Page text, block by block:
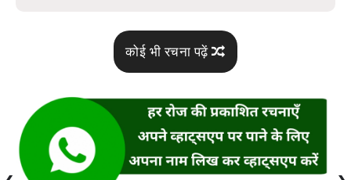
कोई भी रचना पढ़ें